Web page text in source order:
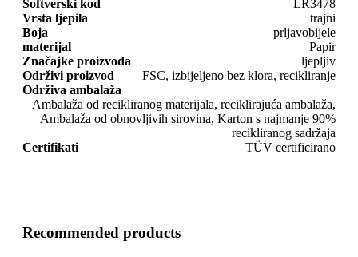
Softverski kod
LR3478
Vrsta ljepila
trajni
Boja
prljavobijele
materijal
Papir
Značajke proizvoda
ljepljiv
Održivi proizvod
FSC, izbijeljeno bez klora, recikliranje
Održiva ambalaža
Ambalaža od recikliranog materijala, reciklirajuća ambalaža,
Ambalaža od obnovljivih sirovina, Karton s najmanje 90%
recikliranog sadržaja
Certifikati
TÜV certificirano
Recommended products